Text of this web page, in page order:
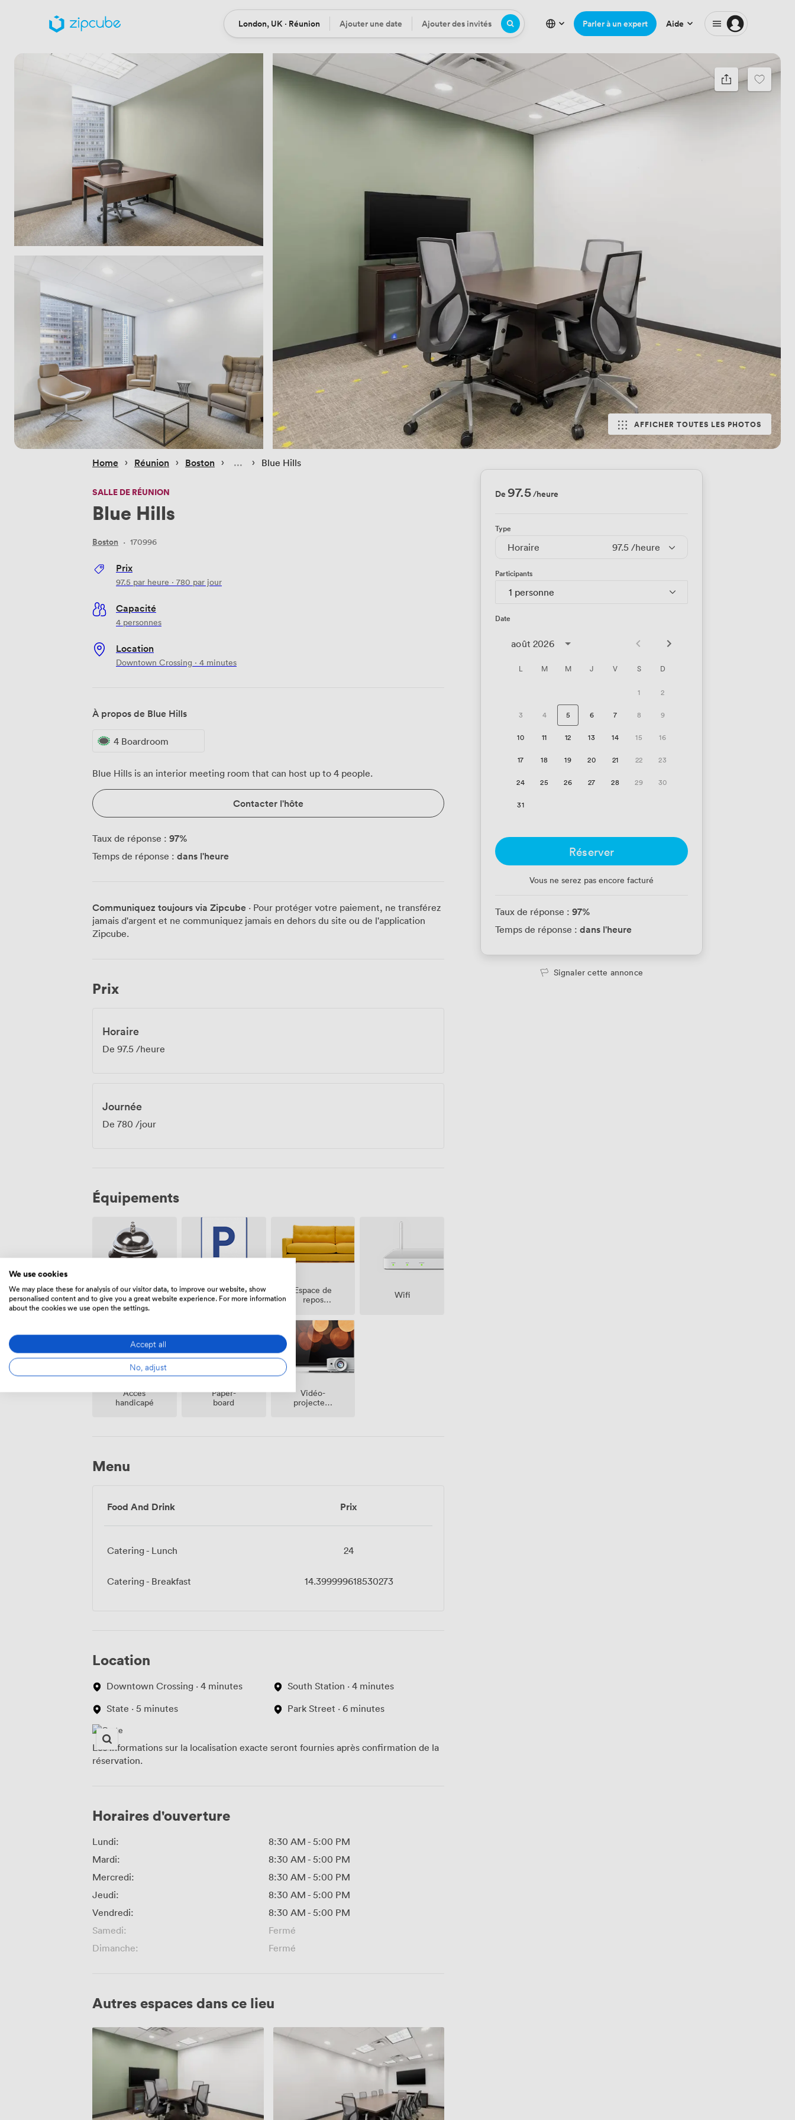
Location
London, UK · Réunion Date
Ajouter une date Participants
Ajouter des invités Parler à un expert Aide
AFFICHER TOUTES LES PHOTOS
Home › Réunion › Boston › › Blue Hills
SALLE DE RÉUNION
Blue Hills
Boston · 170996
Prix
97.5 par heure · 780 par jour
Capacité
4 personnes
Location
Downtown Crossing · 4 minutes
À propos de Blue Hills
4 Boardroom
Blue Hills is an interior meeting room that can host up to 4 people.
Contacter l'hôte
Taux de réponse : 97%
Temps de réponse : dans l'heure
Communiquez toujours via Zipcube · Pour protéger votre paiement, ne transférez
jamais d'argent et ne communiquez jamais en dehors du site ou de l'application
Zipcube.
Prix
Horaire
De 97.5 /heure
Journée
De 780 /jour
Équipements
Réception
sur place
Parking
gratuit sur
Espace de
repos
Wifi
Accès
handicapé
Paper-
board
Vidéo-
projecteur
Menu
Food And Drink Prix
Catering - Lunch 24
Catering - Breakfast 14.399999618530273
Location
Downtown Crossing · 4 minutes
State · 5 minutes
South Station · 4 minutes
Park Street · 6 minutes
Les informations sur la localisation exacte seront fournies après confirmation de la
réservation.
Horaires d'ouverture
Lundi: 8:30 AM - 5:00 PM
Mardi:
8:30 AM - 5:00 PM
Mercredi:
8:30 AM - 5:00 PM
Jeudi:
8:30 AM - 5:00 PM
Vendredi:
8:30 AM - 5:00 PM
Samedi:
Fermé
Dimanche:
Fermé
Autres espaces dans ce lieu
CM
1967
Devonshire
De97.5/heure
Type
Horaire 97.5 /heure
Participants
1 personne
Date
août 2026
L M M J V S D
1 2
3 4 5 6 7 8 9
10 11 12 13 14 15 16
17 18 19 20 21 22 23
24 25 26 27 28 29 30
31
Réserver
Vous ne serez pas encore facturé
Taux de réponse : 97%
Temps de réponse : dans l'heure
Signaler cette annonce
We use cookies
We may place these for analysis of our visitor data, to improve our website, show
personalised content and to give you a great website experience. For more information
about the cookies we use open the settings.
Accept all
No, adjust